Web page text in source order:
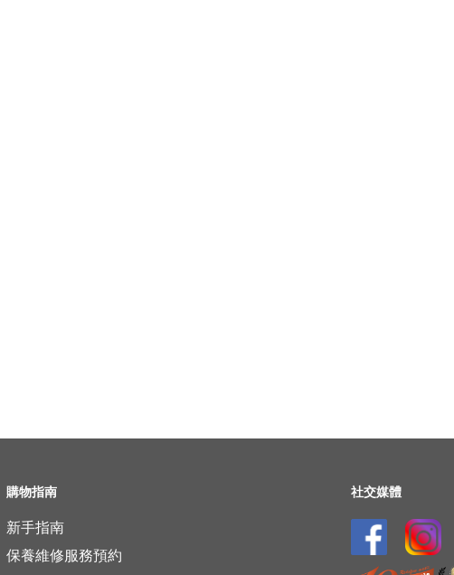
購物指南 社交媒體
新手指南
保養維修服務預約